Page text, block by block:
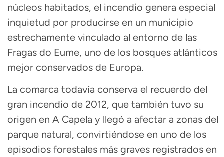
núcleos habitados, el incendio genera especial
inquietud por producirse en un municipio
estrechamente vinculado al entorno de las
Fragas do Eume, uno de los bosques atlánticos
mejor conservados de Europa.
La comarca todavía conserva el recuerdo del
gran incendio de 2012, que también tuvo su
origen en A Capela y llegó a afectar a zonas del
parque natural, convirtiéndose en uno de los
episodios forestales más graves registrados en